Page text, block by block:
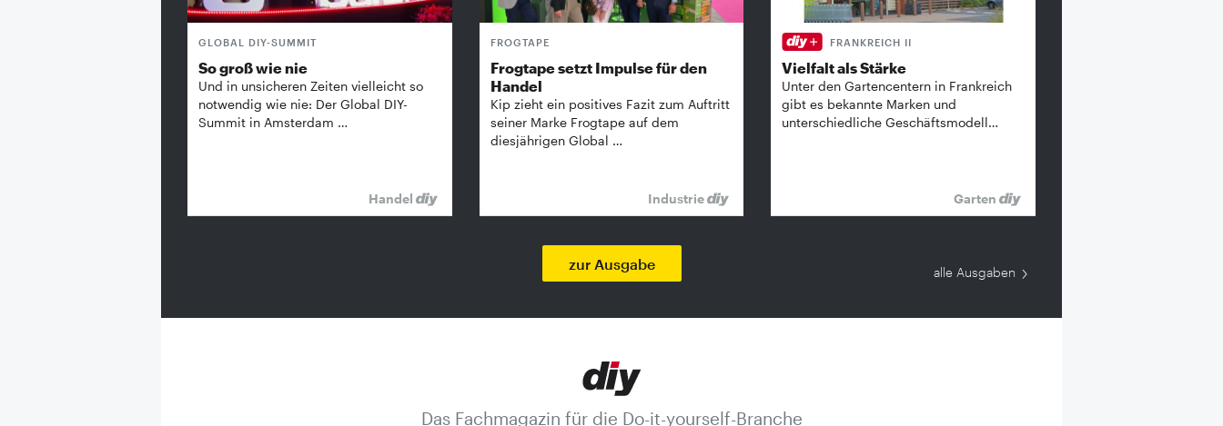
GLOBAL DIY-SUMMIT
So groß wie nie
Und in unsicheren Zeiten vielleicht so
notwendig wie nie: Der Global DIY-
Summit in Amsterdam …
Handel
FROGTAPE
Frogtape setzt Impulse für den
Handel
Kip zieht ein positives Fazit zum Auftritt
seiner Marke Frogtape auf dem
diesjährigen Global …
Industrie
FRANKREICH II
Vielfalt als Stärke
Unter den Gartencentern in Frankreich
gibt es bekannte ­Marken und
unterschiedliche Geschäftsmodell…
Garten
zur Ausgabe
alle Ausgaben
Das Fachmagazin für die Do-it-yourself-Branche